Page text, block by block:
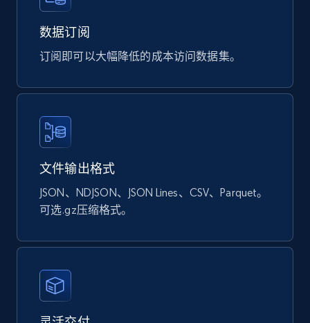
URL, Sku, Breadcrumbs, Name, Rating, Review
count, Description, Image, and more.
eCommerce
Sephora products
URL, ID, Name, Sku, In stock, Regular price,
Actual price, Unit price, and more.
eCommerce
877+
数据订阅
订阅即可以大幅降低的成本访问数据集。
文件输出格式
JSON、NDJSON、JSON Lines、CSV、Parquet。
可选.gz压缩格式。